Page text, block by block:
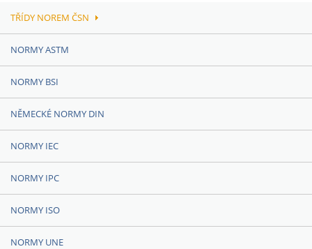
TŘÍDY NOREM ČSN
NORMY ASTM
NORMY BSI
NĚMECKÉ NORMY DIN
NORMY IEC
NORMY IPC
NORMY ISO
NORMY UNE